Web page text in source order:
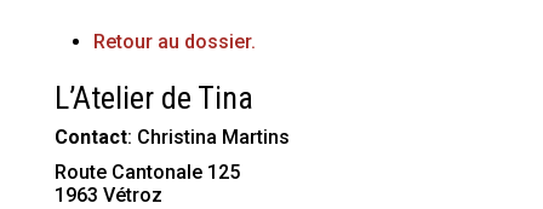
Retour au dossier.
L’Atelier de Tina
Contact: Christina Martins
Route Cantonale 125
1963 Vétroz